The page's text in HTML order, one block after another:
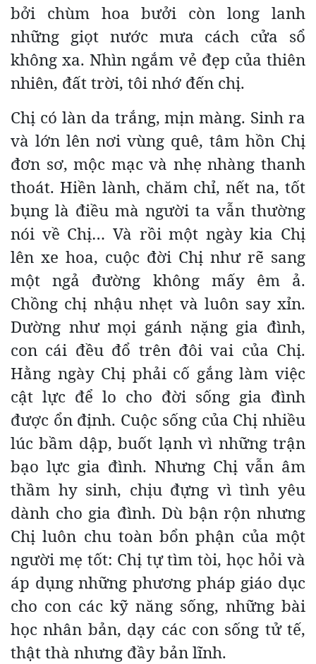
bởi chùm hoa bưởi còn long lanh
những giọt nước mưa cách cửa sổ
không xa. Nhìn ngắm vẻ đẹp của thiên
nhiên, đất trời, tôi nhớ đến chị.
Chị có làn da trắng, mịn màng. Sinh ra
và lớn lên nơi vùng quê, tâm hồn Chị
đơn sơ, mộc mạc và nhẹ nhàng thanh
thoát. Hiền lành, chăm chỉ, nết na, tốt
bụng là điều mà người ta vẫn thường
nói về Chị… Và rồi một ngày kia Chị
lên xe hoa, cuộc đời Chị như rẽ sang
một ngả đường không mấy êm ả.
Chồng chị nhậu nhẹt và luôn say xỉn.
Dường như mọi gánh nặng gia đình,
con cái đều đổ trên đôi vai của Chị.
Hằng ngày Chị phải cố gắng làm việc
cật lực để lo cho đời sống gia đình
được ổn định. Cuộc sống của Chị nhiều
lúc bầm dập, buốt lạnh vì những trận
bạo lực gia đình. Nhưng Chị vẫn âm
thầm hy sinh, chịu đựng vì tình yêu
dành cho gia đình. Dù bận rộn nhưng
Chị luôn chu toàn bổn phận của một
người mẹ tốt: Chị tự tìm tòi, học hỏi và
áp dụng những phương pháp giáo dục
cho con các kỹ năng sống, những bài
học nhân bản, dạy các con sống tử tế,
thật thà nhưng đầy bản lĩnh.